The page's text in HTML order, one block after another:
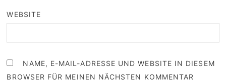
WEBSITE
NAME, E-MAIL-ADRESSE UND WEBSITE IN DIESEM
BROWSER FÜR MEINEN NÄCHSTEN KOMMENTAR